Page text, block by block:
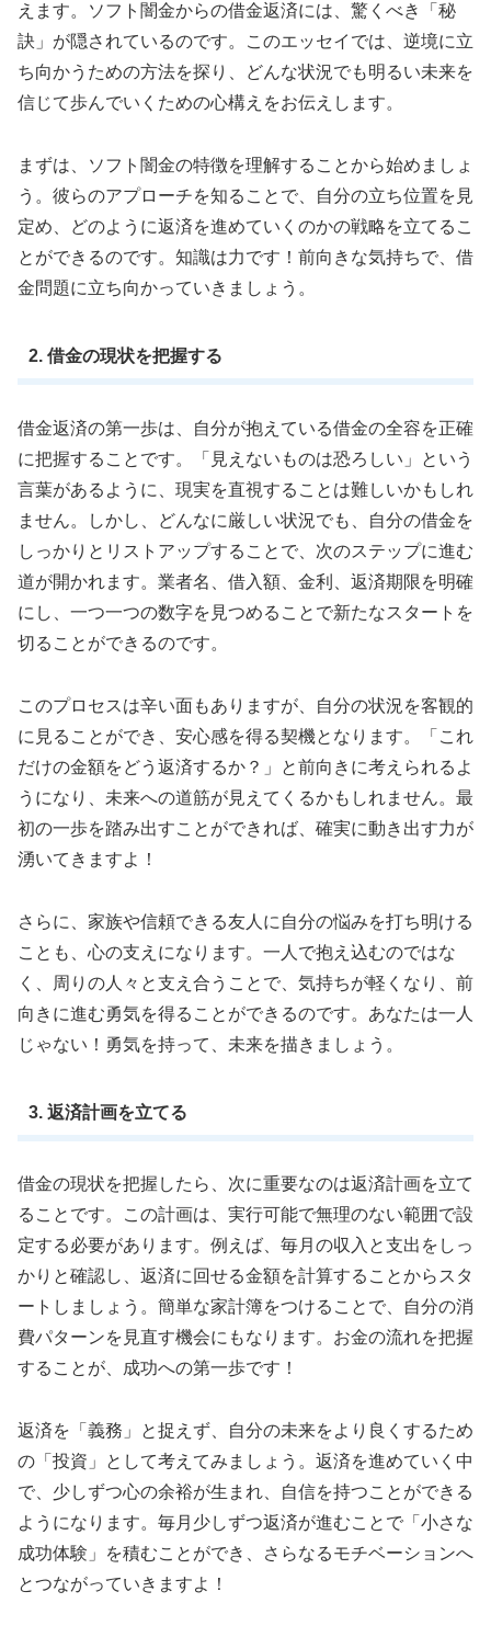
えます。ソフト闇金からの借金返済には、驚くべき「秘
訣」が隠されているのです。このエッセイでは、逆境に立
ち向かうための方法を探り、どんな状況でも明るい未来を
信じて歩んでいくための心構えをお伝えします。
まずは、ソフト闇金の特徴を理解することから始めましょ
う。彼らのアプローチを知ることで、自分の立ち位置を見
定め、どのように返済を進めていくのかの戦略を立てるこ
とができるのです。知識は力です！前向きな気持ちで、借
金問題に立ち向かっていきましょう。
2. 借金の現状を把握する
借金返済の第一歩は、自分が抱えている借金の全容を正確
に把握することです。「見えないものは恐ろしい」という
言葉があるように、現実を直視することは難しいかもしれ
ません。しかし、どんなに厳しい状況でも、自分の借金を
しっかりとリストアップすることで、次のステップに進む
道が開かれます。業者名、借入額、金利、返済期限を明確
にし、一つ一つの数字を見つめることで新たなスタートを
切ることができるのです。
このプロセスは辛い面もありますが、自分の状況を客観的
に見ることができ、安心感を得る契機となります。「これ
だけの金額をどう返済するか？」と前向きに考えられるよ
うになり、未来への道筋が見えてくるかもしれません。最
初の一歩を踏み出すことができれば、確実に動き出す力が
湧いてきますよ！
さらに、家族や信頼できる友人に自分の悩みを打ち明ける
ことも、心の支えになります。一人で抱え込むのではな
く、周りの人々と支え合うことで、気持ちが軽くなり、前
向きに進む勇気を得ることができるのです。あなたは一人
じゃない！勇気を持って、未来を描きましょう。
3. 返済計画を立てる
借金の現状を把握したら、次に重要なのは返済計画を立て
ることです。この計画は、実行可能で無理のない範囲で設
定する必要があります。例えば、毎月の収入と支出をしっ
かりと確認し、返済に回せる金額を計算することからスタ
ートしましょう。簡単な家計簿をつけることで、自分の消
費パターンを見直す機会にもなります。お金の流れを把握
することが、成功への第一歩です！
返済を「義務」と捉えず、自分の未来をより良くするため
の「投資」として考えてみましょう。返済を進めていく中
で、少しずつ心の余裕が生まれ、自信を持つことができる
ようになります。毎月少しずつ返済が進むことで「小さな
成功体験」を積むことができ、さらなるモチベーションへ
とつながっていきますよ！